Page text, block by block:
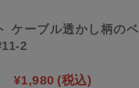
ケーブル透かし柄のベ
2
¥1,980 (税込)